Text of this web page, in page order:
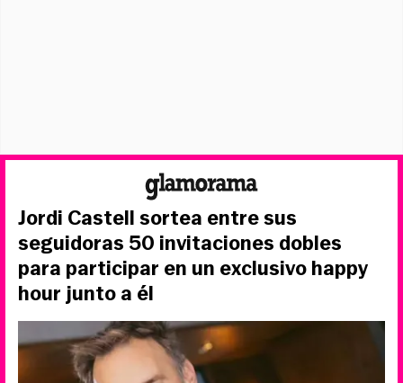
Jordi Castell sortea entre sus
seguidoras 50 invitaciones dobles
para participar en un exclusivo happy
hour junto a él